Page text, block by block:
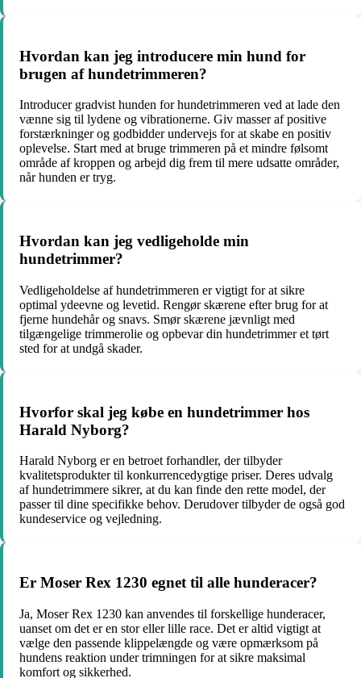
Hvordan kan jeg introducere min hund for
brugen af hundetrimmeren?
Introducer gradvist hunden for hundetrimmeren ved at lade den
vænne sig til lydene og vibrationerne. Giv masser af positive
forstærkninger og godbidder undervejs for at skabe en positiv
oplevelse. Start med at bruge trimmeren på et mindre følsomt
område af kroppen og arbejd dig frem til mere udsatte områder,
når hunden er tryg.
Hvordan kan jeg vedligeholde min
hundetrimmer?
Vedligeholdelse af hundetrimmeren er vigtigt for at sikre
optimal ydeevne og levetid. Rengør skærene efter brug for at
fjerne hundehår og snavs. Smør skærene jævnligt med
tilgængelige trimmerolie og opbevar din hundetrimmer et tørt
sted for at undgå skader.
Hvorfor skal jeg købe en hundetrimmer hos
Harald Nyborg?
Harald Nyborg er en betroet forhandler, der tilbyder
kvalitetsprodukter til konkurrencedygtige priser. Deres udvalg
af hundetrimmere sikrer, at du kan finde den rette model, der
passer til dine specifikke behov. Derudover tilbyder de også god
kundeservice og vejledning.
Er Moser Rex 1230 egnet til alle hunderacer?
Ja, Moser Rex 1230 kan anvendes til forskellige hunderacer,
uanset om det er en stor eller lille race. Det er altid vigtigt at
vælge den passende klippelængde og være opmærksom på
hundens reaktion under trimningen for at sikre maksimal
komfort og sikkerhed.